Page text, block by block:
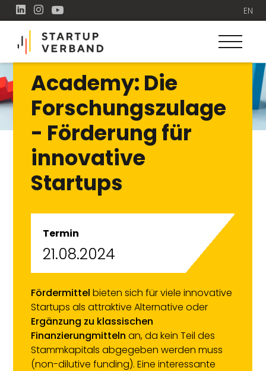
EN
Academy: Die
Forschungszulage
- Förderung für
innovative
Startups
Termin
21.08.2024
Fördermittelbieten sich für viele innovative
Startups als attraktive Alternative oder
Ergänzung zu klassischen
Finanzierungmitteln an, da kein Teil des
Stammkapitals abgegeben werden muss
(non-dilutive funding). Eine interessante